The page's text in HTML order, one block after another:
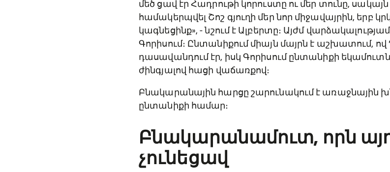
մեծ ցավ էր Հադրութի կորուստը ու մեր տունը, սակայն
համակերպվել Շոշ գյուղի մեր նոր միջավայրին, երբ
կագնեցինք», - նշում է Ալբերտը։ Այժմ
Գորիսում։ Ընտանիքում միայն մայրն է աշխատում,
դասավանդում էր, իսկ Գորիսում ընտանիքի
ժինգյալով հացի վաճառքով։
(© Շուշանիկ Ներսեսյան)
ընտանիքի համար։
Բնակարանամուտ, որն